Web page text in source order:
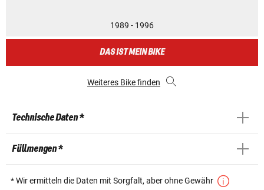
1989 - 1996
DAS IST MEIN BIKE
Weiteres Bike finden
Technische Daten *
Füllmengen *
* Wir ermitteln die Daten mit Sorgfalt, aber ohne Gewähr